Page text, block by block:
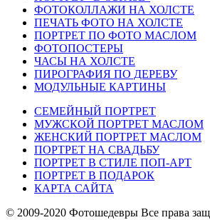
ФОТОКОЛЛАЖИ НА ХОЛСТЕ
ПЕЧАТЬ ФОТО НА ХОЛСТЕ
ПОРТРЕТ ПО ФОТО МАСЛОМ
ФОТОПОСТЕРЫ
ЧАСЫ НА ХОЛСТЕ
ПИРОГРАФИЯ ПО ДЕРЕВУ
МОДУЛЬНЫЕ КАРТИНЫ
СЕМЕЙНЫЙ ПОРТРЕТ
МУЖСКОЙ ПОРТРЕТ МАСЛОМ
ЖЕНСКИЙ ПОРТРЕТ МАСЛОМ
ПОРТРЕТ НА СВАДЬБУ
ПОРТРЕТ В СТИЛЕ ПОП-АРТ
ПОРТРЕТ В ПОДАРОК
КАРТА САЙТА
© 2009-2020 Фотошедевры Все права